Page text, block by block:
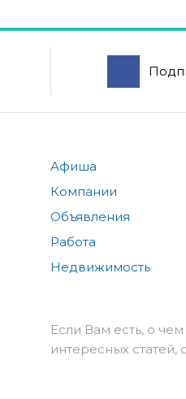
Афиша
Компании
Объявления
Работа
Недвижимость
Если Вам есть, о
интересных статей,